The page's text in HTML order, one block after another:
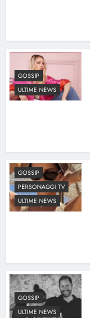
GOSSIP
ULTIME NEWS
GOSSIP
PERSONAGGI TV
ULTIME NEWS
GOSSIP
ULTIME NEWS